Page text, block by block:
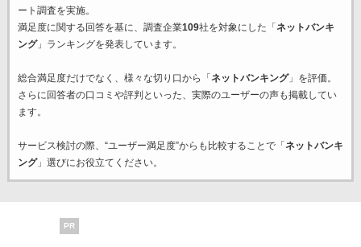
ート調査を実施。
満足度に関する回答を基に、調査企業109社を対象にした「 ネットバンキ
ング」ランキングを発表しています。
総合満足度だけでなく、様々な切り口から「 ネットバンキング」を評価。
さらに回答者の口コミや評判といった、実際のユーザーの声も掲載してい
ます。
サービス検討の際、“ユーザー満足度”からも比較することで「 ネットバンキ
ング」選びにお役立てください。
PR